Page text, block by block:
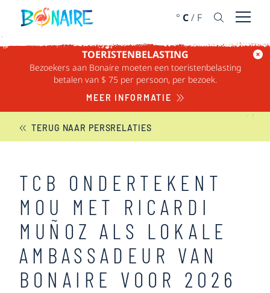
DOORGAAN NAAR ARTIKEL
° C/ F Menu
TOERISTENBELASTING
Bezoekers aan Bonaire moeten een toeristenbelasting
betalen van $ 75 per persoon, per bezoek.
MEER INFORMATIE
BONAIRE NIEUWS
TERUG NAAR PERSRELATIES
TCB ONDERTEKENT
MOU MET RICARDI
MUÑOZ ALS LOKALE
AMBASSADEUR VAN
BONAIRE VOOR 2026